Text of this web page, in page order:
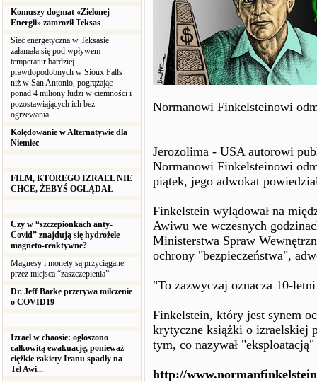
Komuszy dogmat «Zielonej
Energii» zamroził Teksas
Sieć energetyczna w Teksasie
załamała się pod wpływem
temperatur bardziej
prawdopodobnych w Sioux Falls
niż w San Antonio, pogrążając
ponad 4 miliony ludzi w ciemności i
pozostawiających ich bez
ogrzewania
Kolędowanie w Alternatywie dla
Niemiec
FILM, KTÓREGO IZRAEL NIE
CHCE, ŻEBYŚ OGLĄDAŁ
Czy w “szczepionkach anty-
Covid” znajdują się hydrożele
magneto-reaktywne?
Magnesy i monety są przyciągane
przez miejsca “zaszczepienia”
Dr. Jeff Barke przerywa milczenie
o COVID19
Izrael w chaosie: ogłoszono
całkowitą ewakuację, ponieważ
ciężkie rakiety Iranu spadły na
Tel Awi...
Normanowi Finkelsteinowi
Jerozolima - USA autorowi
Normanowi Finkelsteinowi
piątek, jego adwokat
Finkelstein wylądował na
Awiwu we wczesnych
Ministerstwa Spraw
ochrony "bezpieczeństwa",
"To zazwyczaj oznacza 10-
Finkelstein, który jest synem
krytyczne książki o izraelskiej
tym, co nazywał
http://